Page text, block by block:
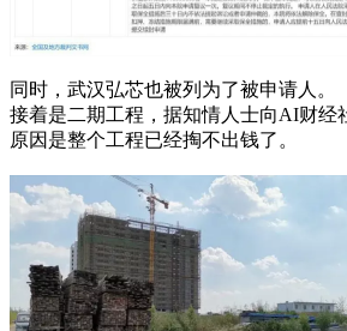
同时，武汉弘芯也被列为了被申请人。
接着是二期工程，据知情人士向AI财经
原因是整个工程已经掏不出钱了。